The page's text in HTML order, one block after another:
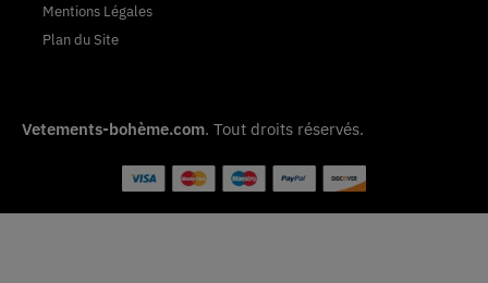
Mentions Légales
Plan du Site
Vetements-bohème.com. Tout droits réservés.